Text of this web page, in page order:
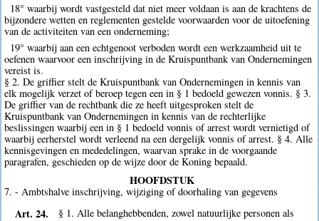
18° waarbij wordt vastgesteld dat niet meer voldaan is aan de krachtens de
bijzondere wetten en reglementen gestelde voorwaarden voor de uitoefening
van de activiteiten van een onderneming;
19° waarbij aan een echtgenoot verboden wordt een werkzaamheid uit te
oefenen waarvoor een inschrijving in de Kruispuntbank van Ondernemingen
vereist is.
§ 2. De griffier stelt de Kruispuntbank van Ondernemingen in kennis van
elk mogelijk verzet of beroep tegen een in § 1 bedoeld gewezen vonnis. § 3.
De griffier van de rechtbank die ze heeft uitgesproken stelt de
Kruispuntbank van Ondernemingen in kennis van de rechterlijke
beslissingen waarbij een in § 1 bedoeld vonnis of arrest wordt vernietigd of
waarbij eerherstel wordt verleend na een dergelijk vonnis of arrest. § 4. Alle
kennisgevingen en mededelingen, waarvan sprake in de voorgaande
paragrafen, geschieden op de wijze door de Koning bepaald.
HOOFDSTUK
7. - Ambtshalve inschrijving, wijziging of doorhaling van gegevens
Art. 24.
§ 1. Alle belanghebbenden, zowel natuurlijke personen als